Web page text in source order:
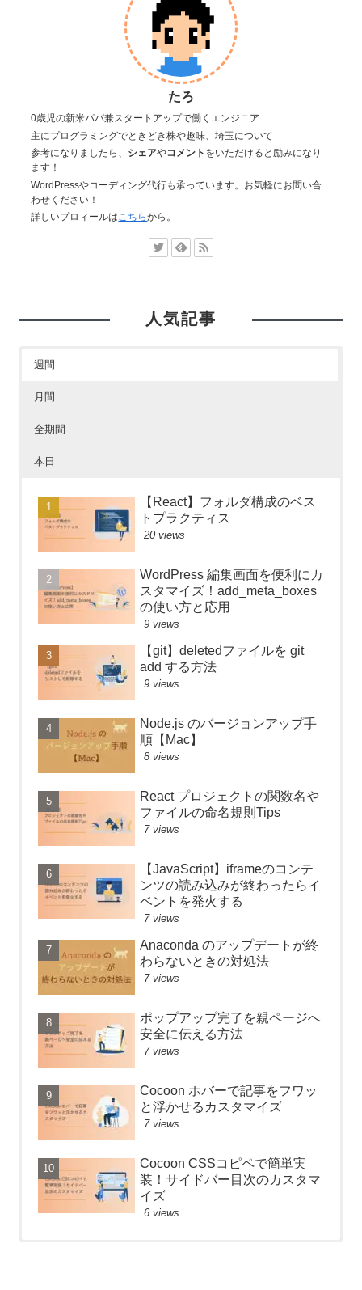
たろ
0歳児の新米パパ兼スタートアップで働くエンジニア
主にプログラミングでときどき株や趣味、埼玉について
参考になりましたら、 シェアやコメント をいただけると励みになり
ます！
WordPressやコーディング代行も承っています。お気軽にお問い合
わせください！
詳しいプロィールは こちらから。
人気記事
週間
月間
全期間
本日
【React】フォルダ構成のベス
トプラクティス
20 views
WordPress 編集画面を便利にカ
スタマイズ！add_meta_boxes
の使い方と応用
9 views
【git】deletedファイルを git
add する方法
9 views
Node.js のバージョンアップ手
順【Mac】
8 views
React プロジェクトの関数名や
ファイルの命名規則Tips
7 views
【JavaScript】iframeのコンテ
ンツの読み込みが終わったらイ
ベントを発火する
7 views
Anaconda のアップデートが終
わらないときの対処法
7 views
ポップアップ完了を親ページへ
安全に伝える方法
7 views
Cocoon ホバーで記事をフワッ
と浮かせるカスタマイズ
7 views
Cocoon CSSコピペで簡単実
装！サイドバー目次のカスタマ
イズ
6 views